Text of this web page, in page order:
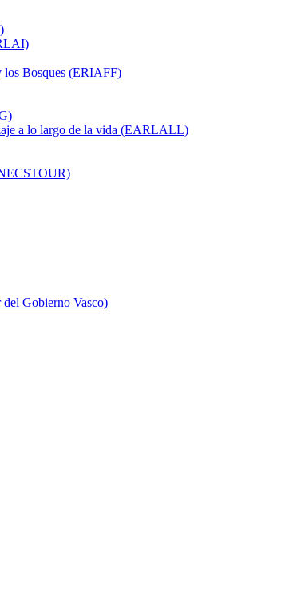
los Bosques (ERIAFF)
a lo largo de la vida (EARLALL)
del Gobierno Vasco)